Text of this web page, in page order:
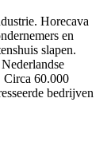
Horecava
en
slapen.
Circa 60.000
bedrijven